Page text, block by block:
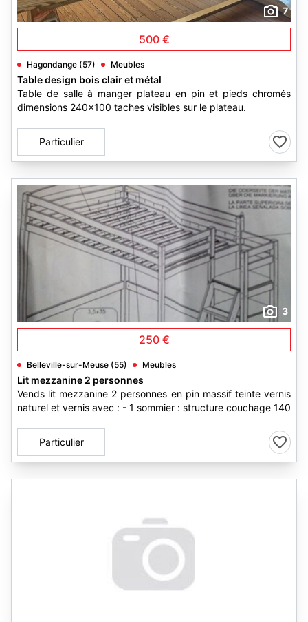
7
500 €
Hagondange (57) Meubles
Table design bois clair et métal
Table de salle à manger plateau en pin et pieds chromés
dimensions 240x100 taches visibles sur le plateau.
Particulier
3
250 €
Belleville-sur-Meuse (55) Meubles
Lit mezzanine 2 personnes
Vends lit mezzanine 2 personnes en pin massif teinte vernis
naturel et vernis avec : - 1 sommier : structure couchage 140
Particulier